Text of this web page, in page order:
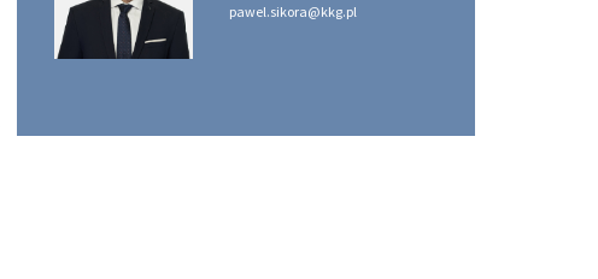
pawel.sikora@kkg.pl